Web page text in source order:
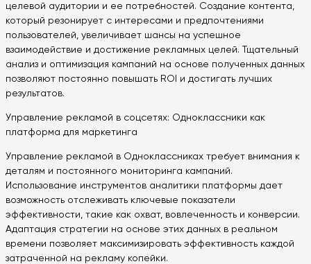
целевой аудитории и ее потребностей. Создание контента,
который резонирует с интересами и предпочтениями
пользователей, увеличивает шансы на успешное
взаимодействие и достижение рекламных целей. Тщательный
анализ и оптимизация кампаний на основе полученных данных
позволяют постоянно повышать ROI и достигать лучших
результатов.
Управление рекламой в соцсетях: Одноклассники как
платформа для маркетинга
Управление рекламой в Одноклассниках требует внимания к
деталям и постоянного мониторинга кампаний.
Использование инструментов аналитики платформы дает
возможность отслеживать ключевые показатели
эффективности, такие как охват, вовлеченность и конверсии.
Адаптация стратегии на основе этих данных в реальном
времени позволяет максимизировать эффективность каждой
затраченной на рекламу копейки.